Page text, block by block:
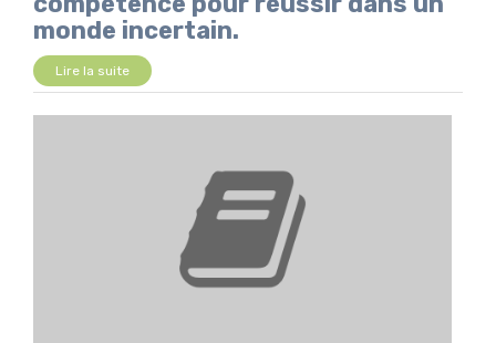
monde incertain.
Lire la suite